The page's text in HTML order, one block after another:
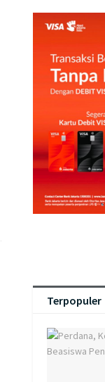
Terpopuler